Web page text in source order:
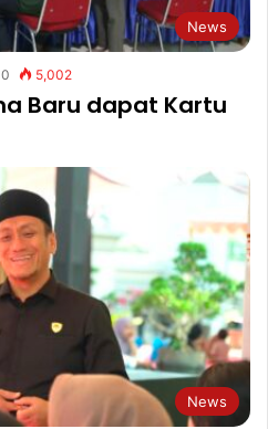
News
0 5,002
Baru dapat Kartu
News